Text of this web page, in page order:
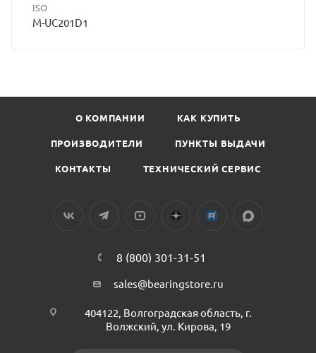
ISO
M-UC201D1
О КОМПАНИИ КАК КУПИТЬ
ПРОИЗВОДИТЕЛИ ПУНКТЫ ВЫДАЧИ
КОНТАКТЫ ТЕХНИЧЕСКИЙ СЕРВИС
8 (800) 301-31-51
sales@bearingstore.ru
404122, Волгоградская область, г.
Волжский, ул. Кирова, 19